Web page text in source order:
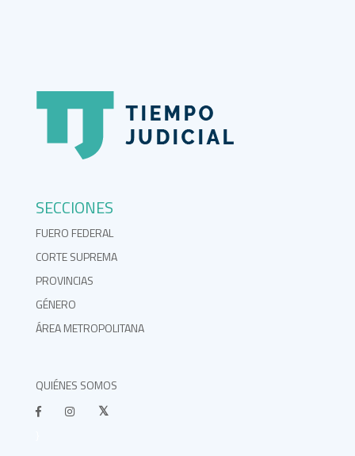
SECCIONES
FUERO FEDERAL
CORTE SUPREMA
PROVINCIAS
GÉNERO
ÁREA METROPOLITANA
QUIÉNES SOMOS